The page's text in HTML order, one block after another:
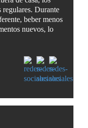
Durante
beber menos
nuevos, lo